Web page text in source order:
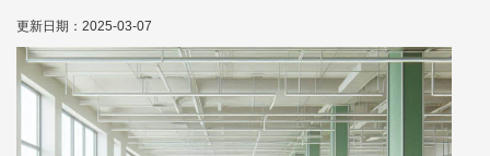
更新日期： 2025-03-07